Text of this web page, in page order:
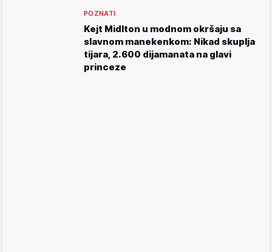
POZNATI
Kejt Midlton u modnom okršaju sa
slavnom manekenkom: Nikad skuplja
tijara, 2.600 dijamanata na glavi
princeze